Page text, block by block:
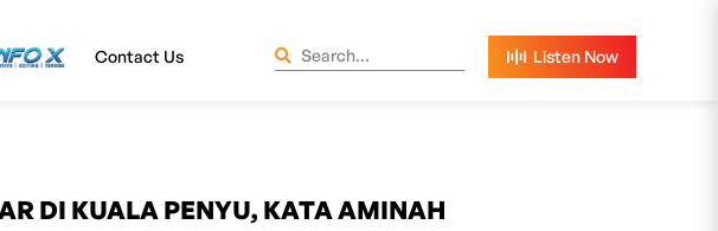
Contact Us
DI KUALA PENYU, KATA AMINAH